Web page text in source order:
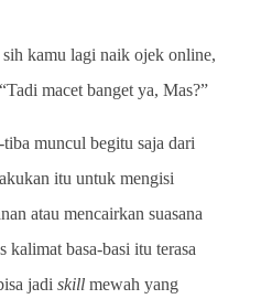
sih kamu lagi naik ojek online,
macet banget ya, Mas?”
muncul begitu saja dari
itu untuk mengisi
atau mencairkan suasana
kalimat basa-basi itu terasa
jadi skill mewah yang